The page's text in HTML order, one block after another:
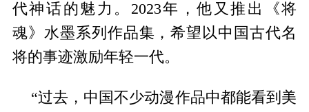
代神话的魅力。2023年，他又推出《将
魂》水墨系列作品集，希望以中国古代名
将的事迹激励年轻一代。
“过去，中国不少动漫作品中都能看到美